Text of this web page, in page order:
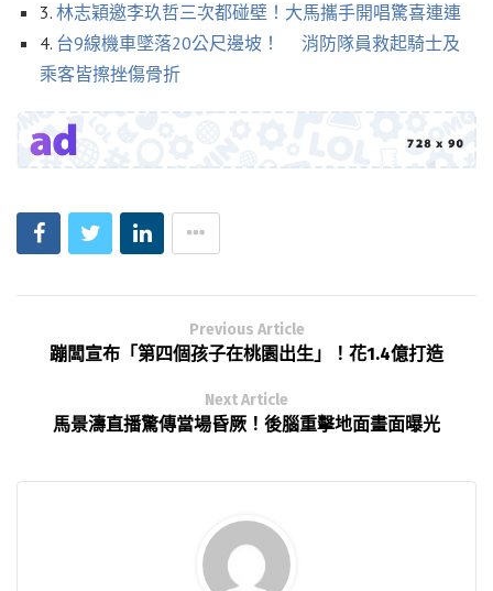
3. 林志穎邀李玖哲三次都碰壁！大馬攜手開唱驚喜連連
4. 台9線機車墜落20公尺邊坡！ 消防隊員救起騎士及
乘客皆擦挫傷骨折
Previous Article
蹦闆宣布「第四個孩子在桃園出生」！花1.4億打造
Next Article
馬景濤直播驚傳當場昏厥！後腦重擊地面畫面曝光